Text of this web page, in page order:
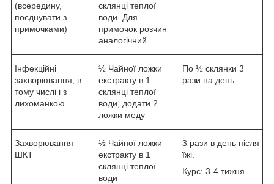
(всередину,
поєднувати з
примочками)
склянці теплої
води. Для
примочок розчин
аналогічний
Інфекційні
захворювання, в
тому числі і з
лихоманкою
½ Чайної ложки
екстракту в 1
склянці теплої
води, додати 2
ложки меду
По ½ склянки 3
рази на день
Захворювання
ШКТ
½ Чайної ложки
екстракту в 1
склянці теплої
води
3 рази в день після
їжі.
Курс: 3-4 тижня